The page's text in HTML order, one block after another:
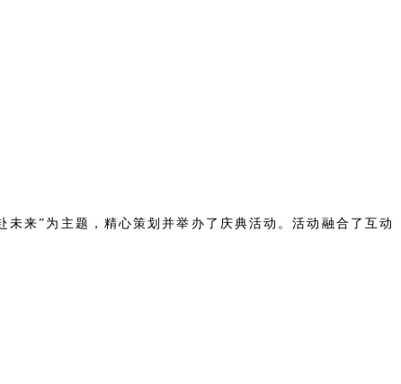
来”为主题，精心策划并举办了庆典活动。活动融合了互动